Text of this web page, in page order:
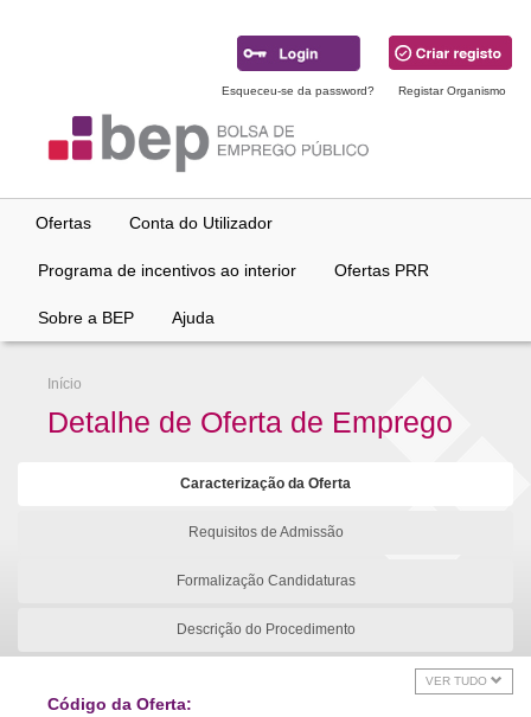
Esqueceu-se da password? Registar Organismo
Ofertas Conta do Utilizador
Programa de incentivos ao interior Ofertas PRR
Sobre a BEP Ajuda
Início
Detalhe de Oferta de Emprego
Caracterização da Oferta
Requisitos de Admissão
Formalização Candidaturas
Descrição do Procedimento
VER TUDO
Código da Oferta: